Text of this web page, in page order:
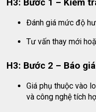
H3: Bước 1 – Kiểm
Đánh giá mức độ
Tư vấn thay mới
H3: Bước 2 – Báo
Giá phụ thuộc vào
và công nghệ tích